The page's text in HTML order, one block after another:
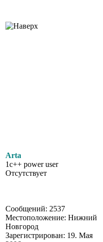
Arta
1c++ power user
Отсутствует
Сообщений: 2537
Местоположение: Нижний
Новгород
Зарегистрирован: 19. Мая